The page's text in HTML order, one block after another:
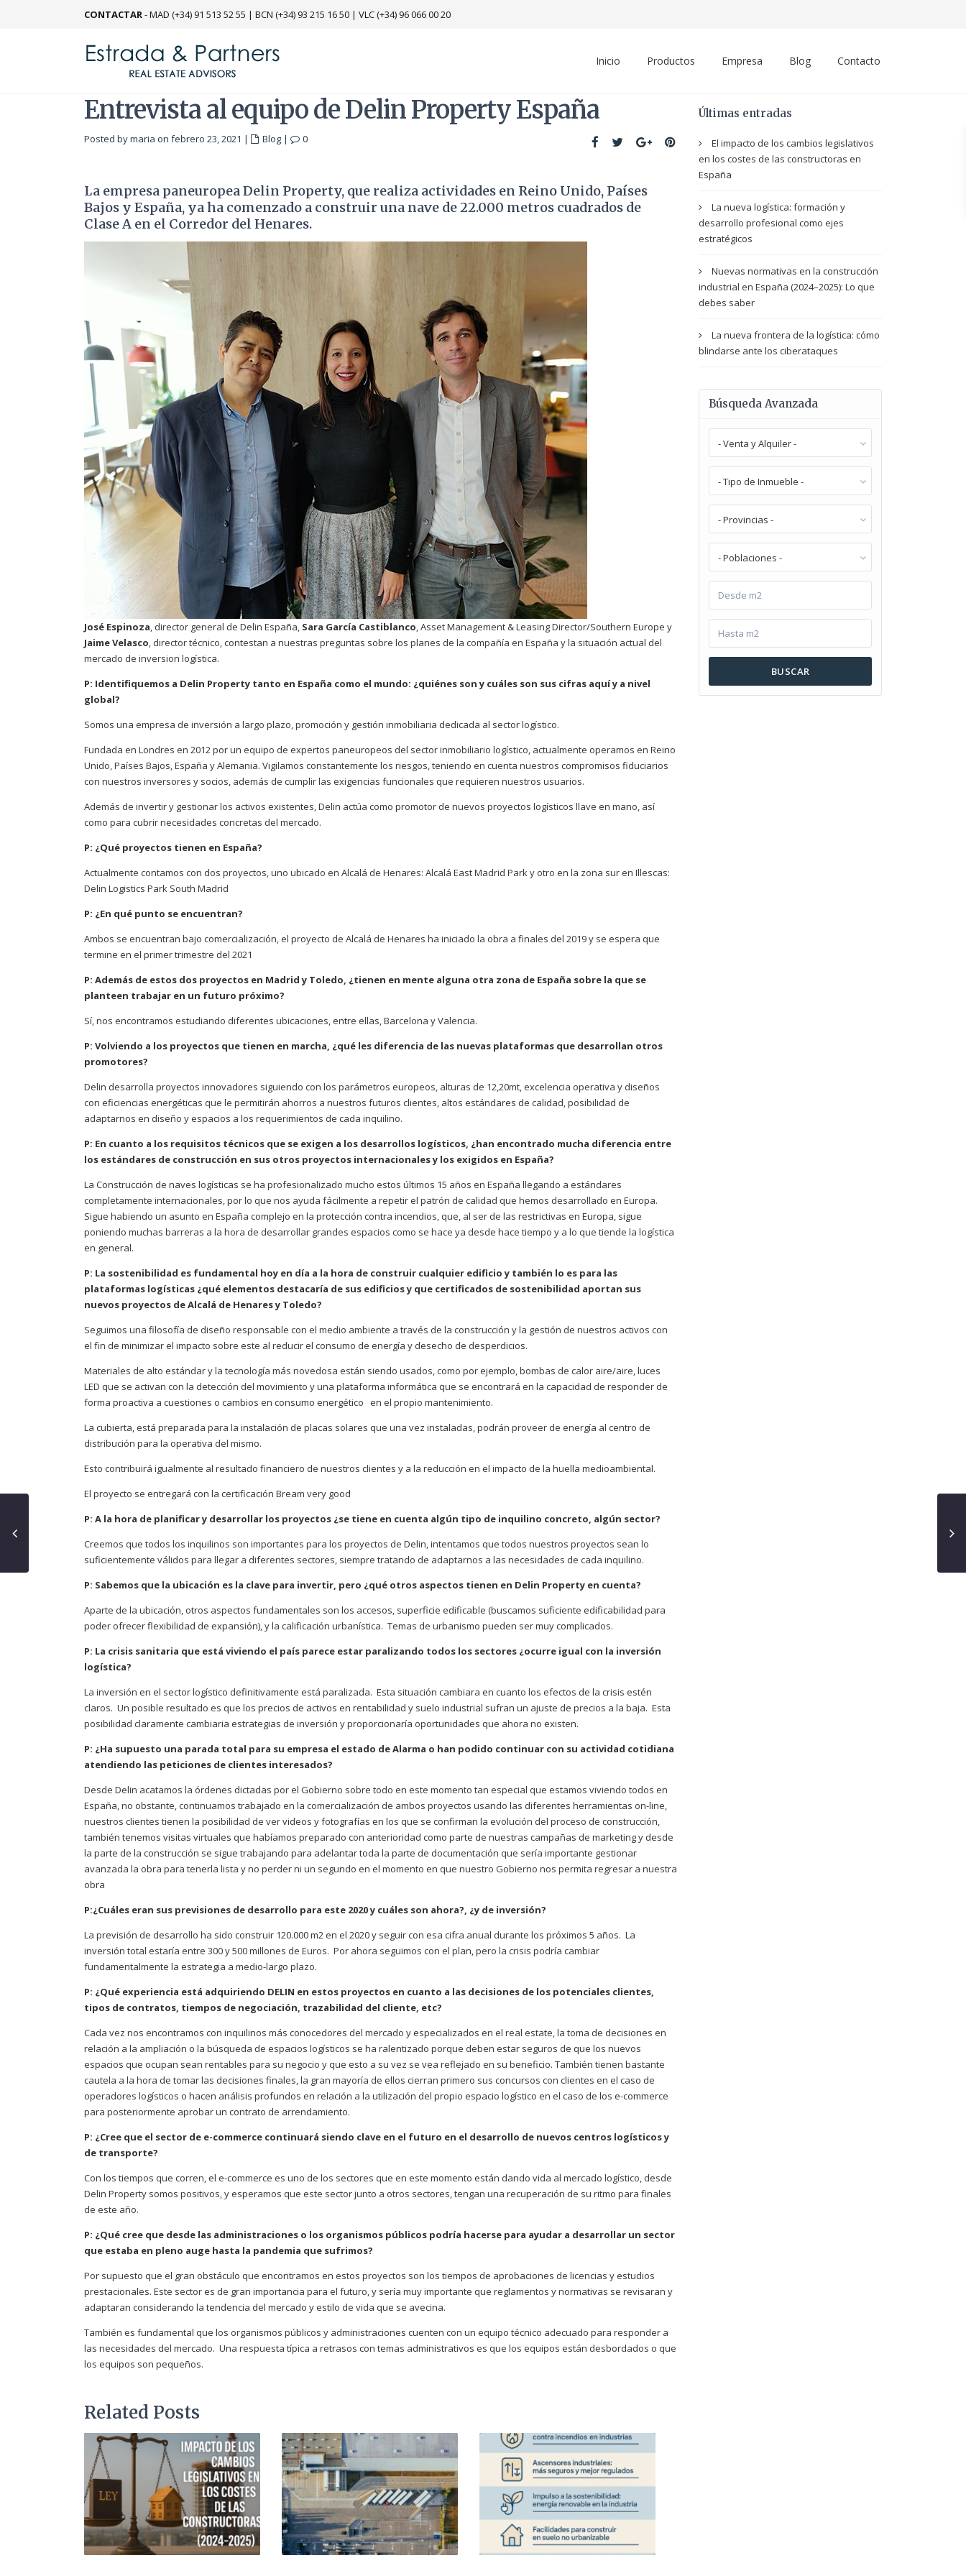
CONTACTAR-MAD (+34) 91 513 52 55 | BCN (+34) 93 215 16 50 | VLC (+34) 96 066 00 20
Inicio Productos Empresa Blog Contacto
Entrevista al equipo de Delin Property España
Posted by maria on febrero 23, 2021 | Blog | 0
La empresa paneuropea Delin Property, que realiza actividades en Reino Unido, Países
Bajos y España, ya ha comenzado a construir una nave de 22.000 metros cuadrados de
Clase A en el Corredor del Henares.
José Espinoza, director general de Delin España, Sara García Castiblanco, Asset Management & Leasing Director/Southern Europe y
Jaime Velasco, director técnico, contestan a nuestras preguntas sobre los planes de la compañía en España y la situación actual del
mercado de inversion logística.
P: Identifiquemos a Delin Property tanto en España como el mundo: ¿quiénes son y cuáles son sus cifras aquí y a nivel
global?
Somos una empresa de inversión a largo plazo, promoción y gestión inmobiliaria dedicada al sector logístico.
Fundada en Londres en 2012 por un equipo de expertos paneuropeos del sector inmobiliario logístico, actualmente operamos en Reino
Unido, Países Bajos, España y Alemania. Vigilamos constantemente los riesgos, teniendo en cuenta nuestros compromisos fiduciarios
con nuestros inversores y socios, además de cumplir las exigencias funcionales que requieren nuestros usuarios.
Además de invertir y gestionar los activos existentes, Delin actúa como promotor de nuevos proyectos logísticos llave en mano, así
como para cubrir necesidades concretas del mercado.
P: ¿Qué proyectos tienen en España?
Actualmente contamos con dos proyectos, uno ubicado en Alcalá de Henares: Alcalá East Madrid Park y otro en la zona sur en Illescas:
Delin Logistics Park South Madrid
P: ¿En qué punto se encuentran?
Ambos se encuentran bajo comercialización, el proyecto de Alcalá de Henares ha iniciado la obra a finales del 2019 y se espera que
termine en el primer trimestre del 2021
P: Además de estos dos proyectos en Madrid y Toledo, ¿tienen en mente alguna otra zona de España sobre la que se
planteen trabajar en un futuro próximo?
Sí, nos encontramos estudiando diferentes ubicaciones, entre ellas, Barcelona y Valencia.
P: Volviendo a los proyectos que tienen en marcha, ¿qué les diferencia de las nuevas plataformas que desarrollan otros
promotores?
Delin desarrolla proyectos innovadores siguiendo con los parámetros europeos, alturas de 12,20mt, excelencia operativa y diseños
con eficiencias energéticas que le permitirán ahorros a nuestros futuros clientes, altos estándares de calidad, posibilidad de
adaptarnos en diseño y espacios a los requerimientos de cada inquilino.
P: En cuanto a los requisitos técnicos que se exigen a los desarrollos logísticos, ¿han encontrado mucha diferencia entre
los estándares de construcción en sus otros proyectos internacionales y los exigidos en España?
La Construcción de naves logísticas se ha profesionalizado mucho estos últimos 15 años en España llegando a estándares
completamente internacionales, por lo que nos ayuda fácilmente a repetir el patrón de calidad que hemos desarrollado en Europa.
Sigue habiendo un asunto en España complejo en la protección contra incendios, que, al ser de las restrictivas en Europa, sigue
poniendo muchas barreras a la hora de desarrollar grandes espacios como se hace ya desde hace tiempo y a lo que tiende la logística
en general.
P: La sostenibilidad es fundamental hoy en día a la hora de construir cualquier edificio y también lo es para las
plataformas logísticas ¿qué elementos destacaría de sus edificios y que certificados de sostenibilidad aportan sus
nuevos proyectos de Alcalá de Henares y Toledo?
Seguimos una filosofía de diseño responsable con el medio ambiente a través de la construcción y la gestión de nuestros activos con
el fin de minimizar el impacto sobre este al reducir el consumo de energía y desecho de desperdicios.
Materiales de alto estándar y la tecnología más novedosa están siendo usados, como por ejemplo, bombas de calor aire/aire, luces
LED que se activan con la detección del movimiento y una plataforma informática que se encontrará en la capacidad de responder de
forma proactiva a cuestiones o cambios en consumo energético en el propio mantenimiento.
La cubierta, está preparada para la instalación de placas solares que una vez instaladas, podrán proveer de energía al centro de
distribución para la operativa del mismo.
Esto contribuirá igualmente al resultado financiero de nuestros clientes y a la reducción en el impacto de la huella medioambiental.
El proyecto se entregará con la certificación Bream very good
P: A la hora de planificar y desarrollar los proyectos ¿se tiene en cuenta algún tipo de inquilino concreto, algún sector?
Creemos que todos los inquilinos son importantes para los proyectos de Delin, intentamos que todos nuestros proyectos sean lo
suficientemente válidos para llegar a diferentes sectores, siempre tratando de adaptarnos a las necesidades de cada inquilino.
P: Sabemos que la ubicación es la clave para invertir, pero ¿qué otros aspectos tienen en Delin Property en cuenta?
Aparte de la ubicación, otros aspectos fundamentales son los accesos, superficie edificable (buscamos suficiente edificabilidad para
poder ofrecer flexibilidad de expansión), y la calificación urbanística. Temas de urbanismo pueden ser muy complicados.
P: La crisis sanitaria que está viviendo el país parece estar paralizando todos los sectores ¿ocurre igual con la inversión
logística?
La inversión en el sector logístico definitivamente está paralizada. Esta situación cambiara en cuanto los efectos de la crisis estén
claros. Un posible resultado es que los precios de activos en rentabilidad y suelo industrial sufran un ajuste de precios a la baja. Esta
posibilidad claramente cambiaria estrategias de inversión y proporcionaría oportunidades que ahora no existen.
P: ¿Ha supuesto una parada total para su empresa el estado de Alarma o han podido continuar con su actividad cotidiana
atendiendo las peticiones de clientes interesados?
Desde Delin acatamos la órdenes dictadas por el Gobierno sobre todo en este momento tan especial que estamos viviendo todos en
España, no obstante, continuamos trabajado en la comercialización de ambos proyectos usando las diferentes herramientas on-line,
nuestros clientes tienen la posibilidad de ver videos y fotografías en los que se confirman la evolución del proceso de construcción,
también tenemos visitas virtuales que habíamos preparado con anterioridad como parte de nuestras campañas de marketing y desde
la parte de la construcción se sigue trabajando para adelantar toda la parte de documentación que sería importante gestionar
avanzada la obra para tenerla lista y no perder ni un segundo en el momento en que nuestro Gobierno nos permita regresar a nuestra
obra
P:¿Cuáles eran sus previsiones de desarrollo para este 2020 y cuáles son ahora?, ¿y de inversión?
La previsión de desarrollo ha sido construir 120.000 m2 en el 2020 y seguir con esa cifra anual durante los próximos 5 años. La
inversión total estaría entre 300 y 500 millones de Euros. Por ahora seguimos con el plan, pero la crisis podría cambiar
fundamentalmente la estrategia a medio-largo plazo.
P: ¿Qué experiencia está adquiriendo DELIN en estos proyectos en cuanto a las decisiones de los potenciales clientes,
tipos de contratos, tiempos de negociación, trazabilidad del cliente, etc?
Cada vez nos encontramos con inquilinos más conocedores del mercado y especializados en el real estate, la toma de decisiones en
relación a la ampliación o la búsqueda de espacios logísticos se ha ralentizado porque deben estar seguros de que los nuevos
espacios que ocupan sean rentables para su negocio y que esto a su vez se vea reflejado en su beneficio. También tienen bastante
cautela a la hora de tomar las decisiones finales, la gran mayoría de ellos cierran primero sus concursos con clientes en el caso de
operadores logísticos o hacen análisis profundos en relación a la utilización del propio espacio logístico en el caso de los e-commerce
para posteriormente aprobar un contrato de arrendamiento.
P: ¿Cree que el sector de e-commerce continuará siendo clave en el futuro en el desarrollo de nuevos centros logísticos y
de transporte?
Con los tiempos que corren, el e-commerce es uno de los sectores que en este momento están dando vida al mercado logístico, desde
Delin Property somos positivos, y esperamos que este sector junto a otros sectores, tengan una recuperación de su ritmo para finales
de este año.
P: ¿Qué cree que desde las administraciones o los organismos públicos podría hacerse para ayudar a desarrollar un sector
que estaba en pleno auge hasta la pandemia que sufrimos?
Por supuesto que el gran obstáculo que encontramos en estos proyectos son los tiempos de aprobaciones de licencias y estudios
prestacionales. Este sector es de gran importancia para el futuro, y sería muy importante que reglamentos y normativas se revisaran y
adaptaran considerando la tendencia del mercado y estilo de vida que se avecina.
También es fundamental que los organismos públicos y administraciones cuenten con un equipo técnico adecuado para responder a
las necesidades del mercado. Una respuesta típica a retrasos con temas administrativos es que los equipos están desbordados o que
los equipos son pequeños.
Related Posts
Últimas entradas
El impacto de los cambios legislativos
en los costes de las constructoras en
España
La nueva logística: formación y
desarrollo profesional como ejes
estratégicos
Nuevas normativas en la construcción
industrial en España (2024–2025): Lo que
debes saber
La nueva frontera de la logística: cómo
blindarse ante los ciberataques
Búsqueda Avanzada
- Venta y Alquiler -
- Tipo de Inmueble -
- Provincias -
- Poblaciones -
BUSCAR